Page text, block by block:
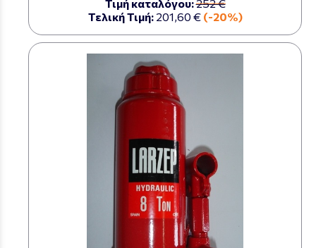
Τιμή καταλόγου:252 €
Τελική Τιμή: 201,60 € (-20%)